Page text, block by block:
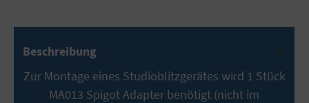
Beschreibung
Zur Montage eines Studioblitzgerätes wird 1 Stück
MA013 Spigot Adapter benötigt (nicht im